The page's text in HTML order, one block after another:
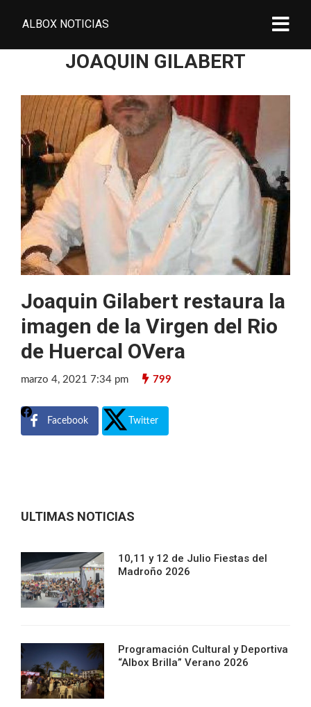
ALBOX NOTICIAS
JOAQUIN GILABERT
Joaquin Gilabert restaura la
imagen de la Virgen del Rio
de Huercal OVera
marzo 4, 2021 7:34 pm 799
Facebook Twitter
ULTIMAS NOTICIAS
10,11 y 12 de Julio Fiestas del
Madroño 2026
Programación Cultural y Deportiva
“Albox Brilla” Verano 2026